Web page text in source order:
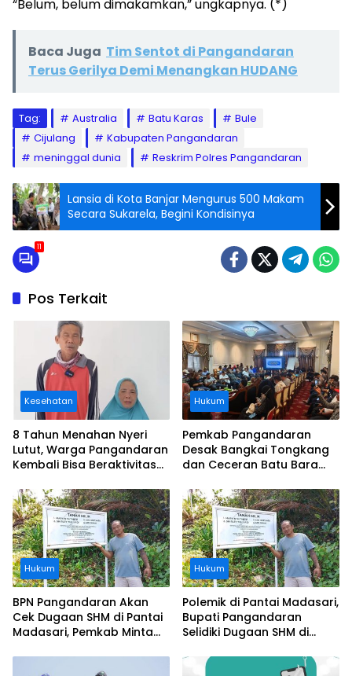
“Belum, belum dimakamkan,” ungkapnya. (*)
Baca Juga Tim Sentot di Pangandaran
Terus Gerilya Demi Menangkan HUDANG
Tag: Australia Batu Karas
Bule
Cijulang
Kabupaten Pangandaran
meninggal dunia
Reskrim Polres Pangandaran
Lansia di Kota Banjar Mengurus 500 Makam
Secara Sukarela, Begini Kondisinya
11
Pos Terkait
Kesehatan
8 Tahun Menahan Nyeri
Lutut, Warga Pangandaran
Kembali Bisa Beraktivitas
Ditanggung BPJS
Hukum
Pemkab Pangandaran
Desak Bangkai Tongkang
dan Ceceran Batu Bara
Buruknya Koordinasi
Perusahaan
Hukum
BPN Pangandaran Akan
Cek Dugaan SHM di Pantai
Madasari, Pemkab Minta
Hukum
Polemik di Pantai Madasari,
Bupati Pangandaran
Selidiki Dugaan SHM di
Pantai